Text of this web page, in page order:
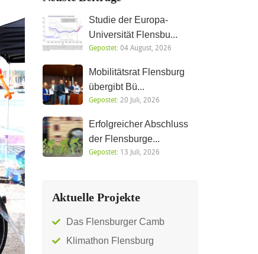
Studie der Europa-
Universität Flensbu...
Gepostet:04 August, 2026
Mobilitätsrat Flensburg
übergibt Bü...
Gepostet:20 Juli, 2026
Erfolgreicher Abschluss
der Flensburge...
Gepostet:13 Juli, 2026
Aktuelle Projekte
Das Flensburger Camb
Klimathon Flensburg